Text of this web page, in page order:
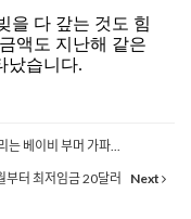
을 다 갚는 것도 힘
액도 지난해 같은
났습니다.
는 베이비 부머 가파...
부터 최저임금 20달러
Next